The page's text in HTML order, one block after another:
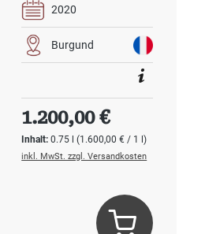
2020
Burgund
Inhalt:0.75 l(1.600,00 € / 1 l)
Regulärer Preis:
1.200,00 €
inkl. MwSt. zzgl. Versandkosten